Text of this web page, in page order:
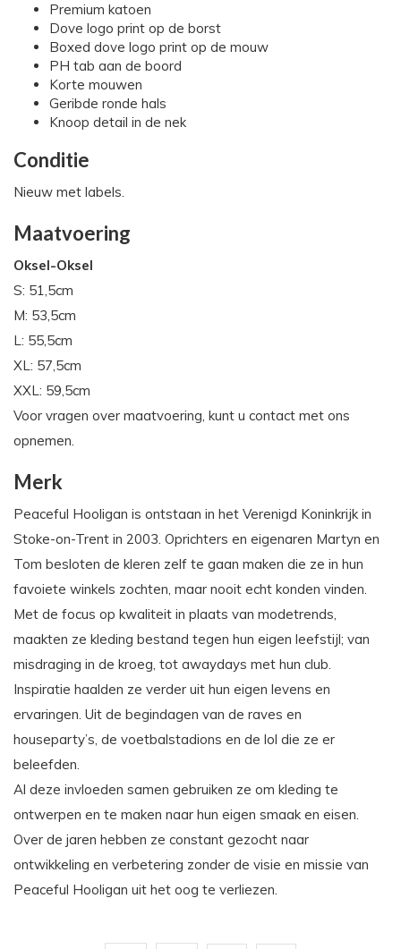
Premium katoen
Dove logo print op de borst
Boxed dove logo print op de mouw
PH tab aan de boord
Korte mouwen
Geribde ronde hals
Knoop detail in de nek
Conditie
Nieuw met labels.
Maatvoering
Oksel-Oksel
S: 51,5cm
M: 53,5cm
L: 55,5cm
XL: 57,5cm
XXL: 59,5cm
Voor vragen over maatvoering, kunt u contact met ons
opnemen.
Merk
Peaceful Hooligan is ontstaan in het Verenigd Koninkrijk in
Stoke-on-Trent in 2003. Oprichters en eigenaren Martyn en
Tom besloten de kleren zelf te gaan maken die ze in hun
favoiete winkels zochten, maar nooit echt konden vinden.
Met de focus op kwaliteit in plaats van modetrends,
maakten ze kleding bestand tegen hun eigen leefstijl; van
misdraging in de kroeg, tot awaydays met hun club.
Inspiratie haalden ze verder uit hun eigen levens en
ervaringen. Uit de begindagen van de raves en
houseparty’s, de voetbalstadions en de lol die ze er
beleefden.
Al deze invloeden samen gebruiken ze om kleding te
ontwerpen en te maken naar hun eigen smaak en eisen.
Over de jaren hebben ze constant gezocht naar
ontwikkeling en verbetering zonder de visie en missie van
Peaceful Hooligan uit het oog te verliezen.